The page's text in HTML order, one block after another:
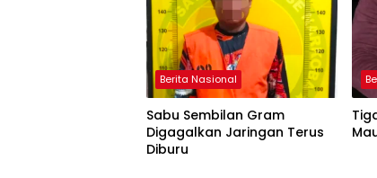
Berita Nasional
Sabu Sembilan Gram
Digagalkan Jaringan Terus
Diburu